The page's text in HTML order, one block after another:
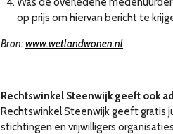
op prijs om hiervan bericht te
Bron:www.wetlandwonen.nl
Rechtswinkel Steenwijk geeft ook
Rechtswinkel Steenwijk geeft gratis
stichtingen en vrijwilligers